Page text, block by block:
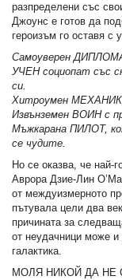
разпределени със
Джоунс е готов да
героизъм го оставя с
Самоуверен
УЧЕН социопат със
си.
Хитроумен МЕХАНИК
Извънземен ВОИН с
Мъжкарана ПИЛОТ,
се чудите.
Но се оказва, че най-
Аврора Дзие-Лин
от междуизмерното
пътувала цели два
причината за
от неудачници може
галактика.
МОЛЯ НИКОЙ ДА НЕ